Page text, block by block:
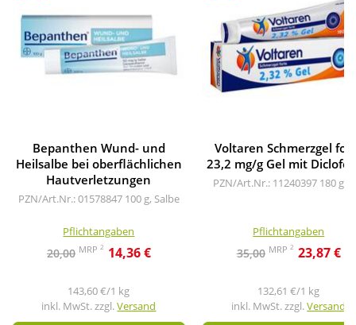
Bepanthen Wund- und
Heilsalbe bei oberflächlichen
Hautverletzungen
PZN/Art.Nr.: 01578847 100 g, Salbe
Pflichtangaben
20,00 MRP 2 14,36 €
143,60 €/1 kg
inkl. MwSt. zzgl.Versand
Voltaren Schmerzgel
23,2 mg/g Gel mit
PZN/Art.Nr.: 11240397 180 g,
Pflichtangaben
35,00 MRP 2 23,87 €
132,61 €/1 kg
inkl. MwSt. zzgl.Versand